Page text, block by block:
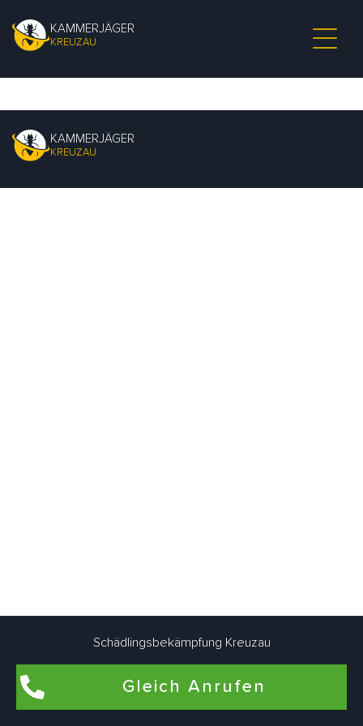
KAMMERJÄGER
KREUZAU
KAMMERJÄGER
KREUZAU
Schädlingsbekämpfung Kreuzau
Gleich Anrufen